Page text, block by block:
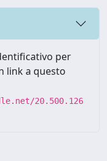
per
link a questo
20.500.126